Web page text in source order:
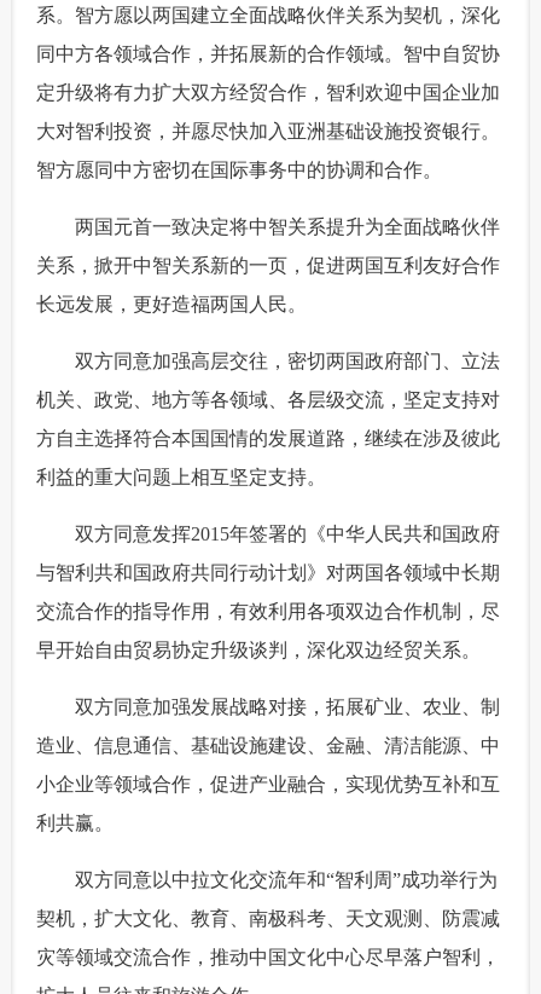
系。智方愿以两国建立全面战略伙伴关系为契机，深化
同中方各领域合作，并拓展新的合作领域。智中自贸协
定升级将有力扩大双方经贸合作，智利欢迎中国企业加
大对智利投资，并愿尽快加入亚洲基础设施投资银行。
智方愿同中方密切在国际事务中的协调和合作。
两国元首一致决定将中智关系提升为全面战略伙伴
关系，掀开中智关系新的一页，促进两国互利友好合作
长远发展，更好造福两国人民。
双方同意加强高层交往，密切两国政府部门、立法
机关、政党、地方等各领域、各层级交流，坚定支持对
方自主选择符合本国国情的发展道路，继续在涉及彼此
利益的重大问题上相互坚定支持。
双方同意发挥2015年签署的《中华人民共和国政府
与智利共和国政府共同行动计划》对两国各领域中长期
交流合作的指导作用，有效利用各项双边合作机制，尽
早开始自由贸易协定升级谈判，深化双边经贸关系。
双方同意加强发展战略对接，拓展矿业、农业、制
造业、信息通信、基础设施建设、金融、清洁能源、中
小企业等领域合作，促进产业融合，实现优势互补和互
利共赢。
双方同意以中拉文化交流年和“智利周”成功举行为
契机，扩大文化、教育、南极科考、天文观测、防震减
灾等领域交流合作，推动中国文化中心尽早落户智利，